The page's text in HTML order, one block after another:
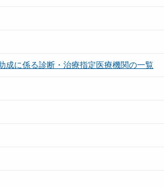
成に係る診断・治療指定医療機関の一覧